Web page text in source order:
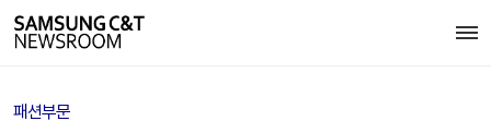
패션부문